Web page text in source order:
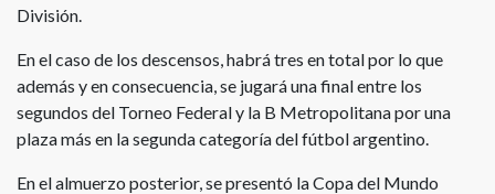
División.
En el caso de los descensos, habrá tres en total por lo que
además y en consecuencia, se jugará una final entre los
segundos del Torneo Federal y la B Metropolitana por una
plaza más en la segunda categoría del fútbol argentino.
En el almuerzo posterior, se presentó la Copa del Mundo